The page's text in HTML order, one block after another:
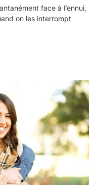
face à l’ennui,
on les interrompt